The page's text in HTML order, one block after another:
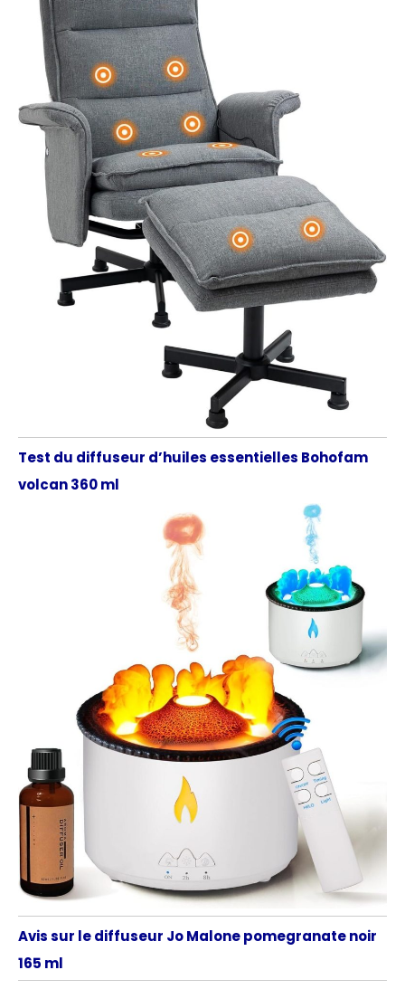
Test du diffuseur d’huiles essentielles Bohofam
volcan 360 ml
Avis sur le diffuseur Jo Malone pomegranate noir
165 ml